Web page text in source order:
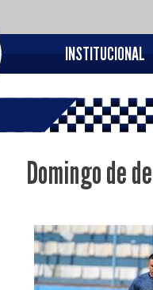
INSTITUCIONAL
Domingo de